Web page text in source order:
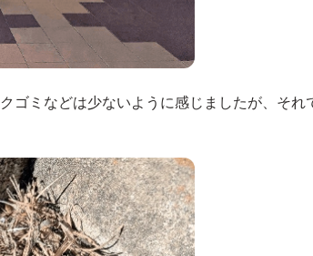
ゴミなどは少ないように感じましたが、そ